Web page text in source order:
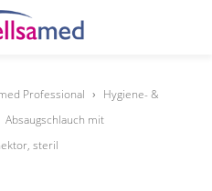
Professional › Hygiene- &
Absaugschlauch mit
steril